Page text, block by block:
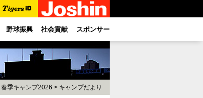
野球振興 社会貢献 スポンサー
春季キャンプ2026 > キャンプだより